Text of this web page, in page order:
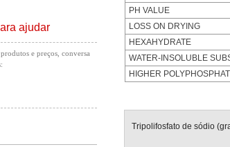
ajudar
e preços, conversa
PH VALUE
LOSS ON DRYING
HEXAHYDRATE
WATER-INSOLUBLE
HIGHER
Tripolifosfato de sódio